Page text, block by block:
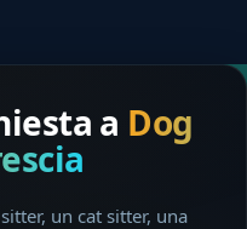
a Dog
un cat sitter, una